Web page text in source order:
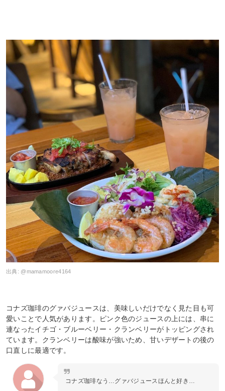
出典: @mamamoore4164
コナズ珈琲のグァバジュースは、美味しいだけでなく見た目も可
愛いことで人気があります。ピンク色のジュースの上には、串に
連なったイチゴ・ブルーベリー・クランベリーがトッピングされ
ています。クランベリーは酸味が強いため、甘いデザートの後の
口直しに最適です。
コナズ珈琲なう…グァバジュースほんと好き…